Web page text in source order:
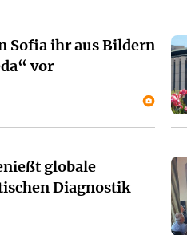
Sofia ihr aus Bildern
vor
globale
Diagnostik